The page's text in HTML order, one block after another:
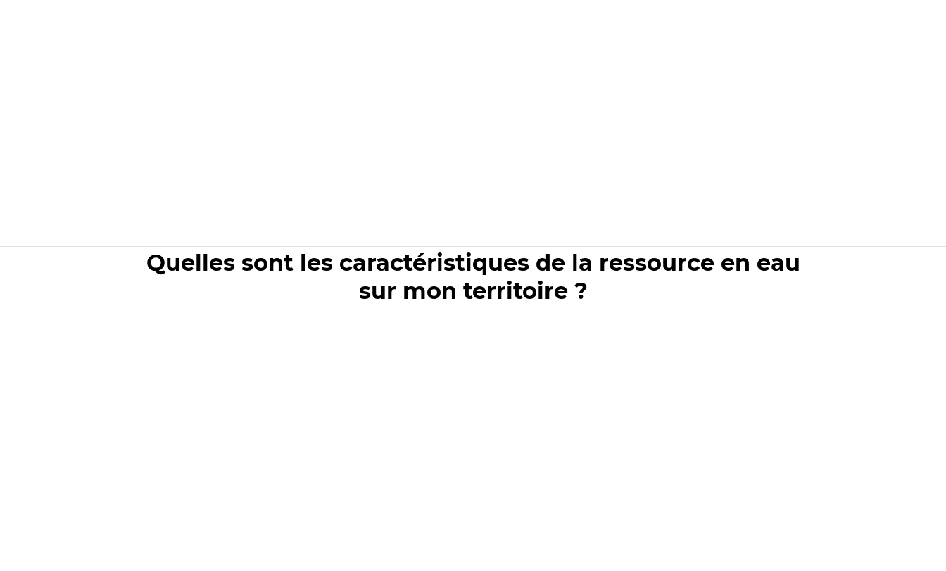
Quelles sont les caractéristiques de la ressource en eau
sur mon territoire ?